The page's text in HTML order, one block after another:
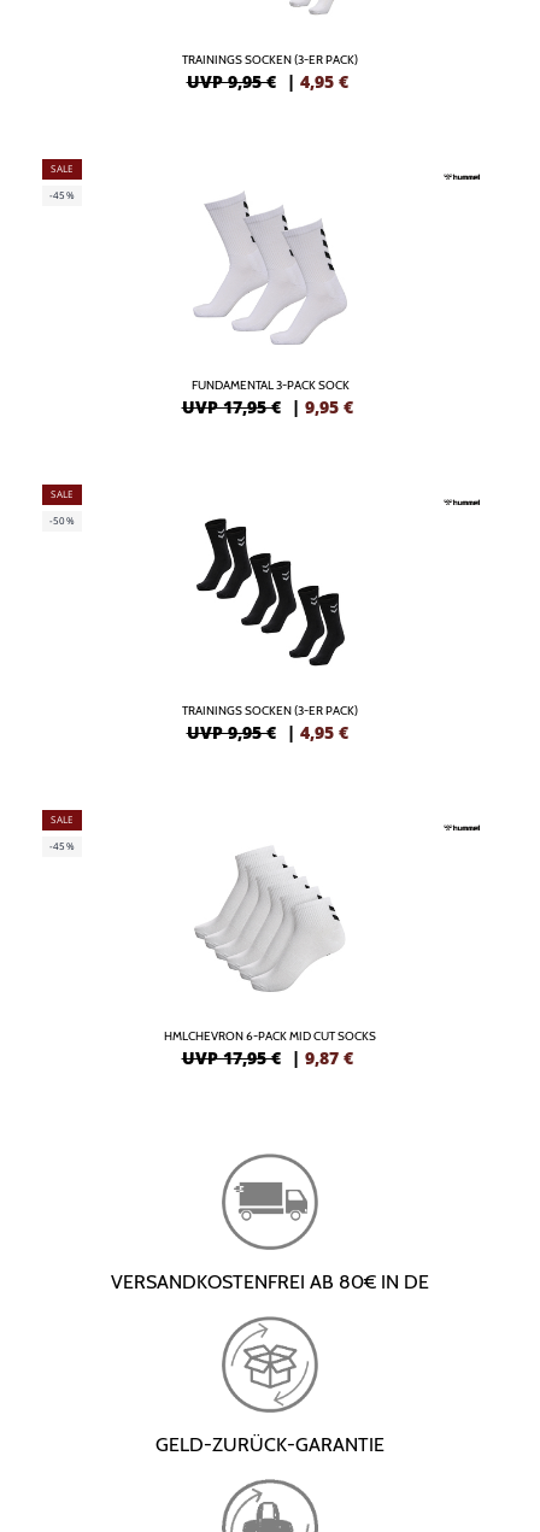
TRAININGS SOCKEN (3-ER PACK)
UVP 9,95 € | 4,95 €
SALE
-45%
FUNDAMENTAL 3-PACK SOCK
UVP 17,95 € | 9,95 €
SALE
-50%
TRAININGS SOCKEN (3-ER PACK)
UVP 9,95 € | 4,95 €
SALE
-45%
HMLCHEVRON 6-PACK MID CUT SOCKS
UVP 17,95 € | 9,87 €
VERSANDKOSTENFREI AB 80€ IN DE
GELD-ZURÜCK-GARANTIE